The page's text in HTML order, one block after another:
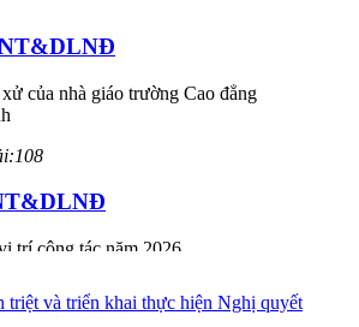
của nhà giáo trường Cao đẳng
trí công tác năm 2026